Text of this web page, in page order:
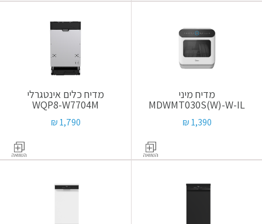
מדיח מיני
MDWMT030S(W)-W-IL
1,390 ₪
מדיח כלים אינטגרלי
WQP8-W7704M
1,790 ₪